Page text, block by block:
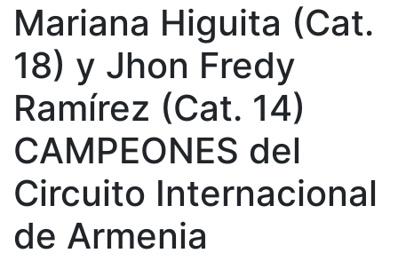
Mariana Higuita (Cat.
18) y Jhon Fredy
Ramírez (Cat. 14)
CAMPEONES del
Circuito Internacional
de Armenia